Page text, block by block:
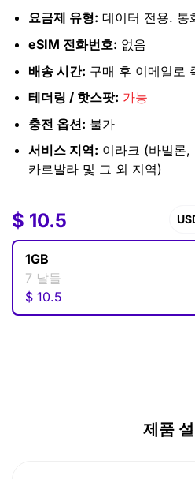
요금제 유형: 데이터 전용. 통
eSIM 전화번호: 없음
배송 시간: 구매 후 이메일로
테더링 / 핫스팟: 가능
충전 옵션: 불가
서비스 지역: 이라크 (바빌론
카르발라 및 그 외 지역)
$ 10.5
1GB
7 날들
$ 10.5
$ 10.5
제품